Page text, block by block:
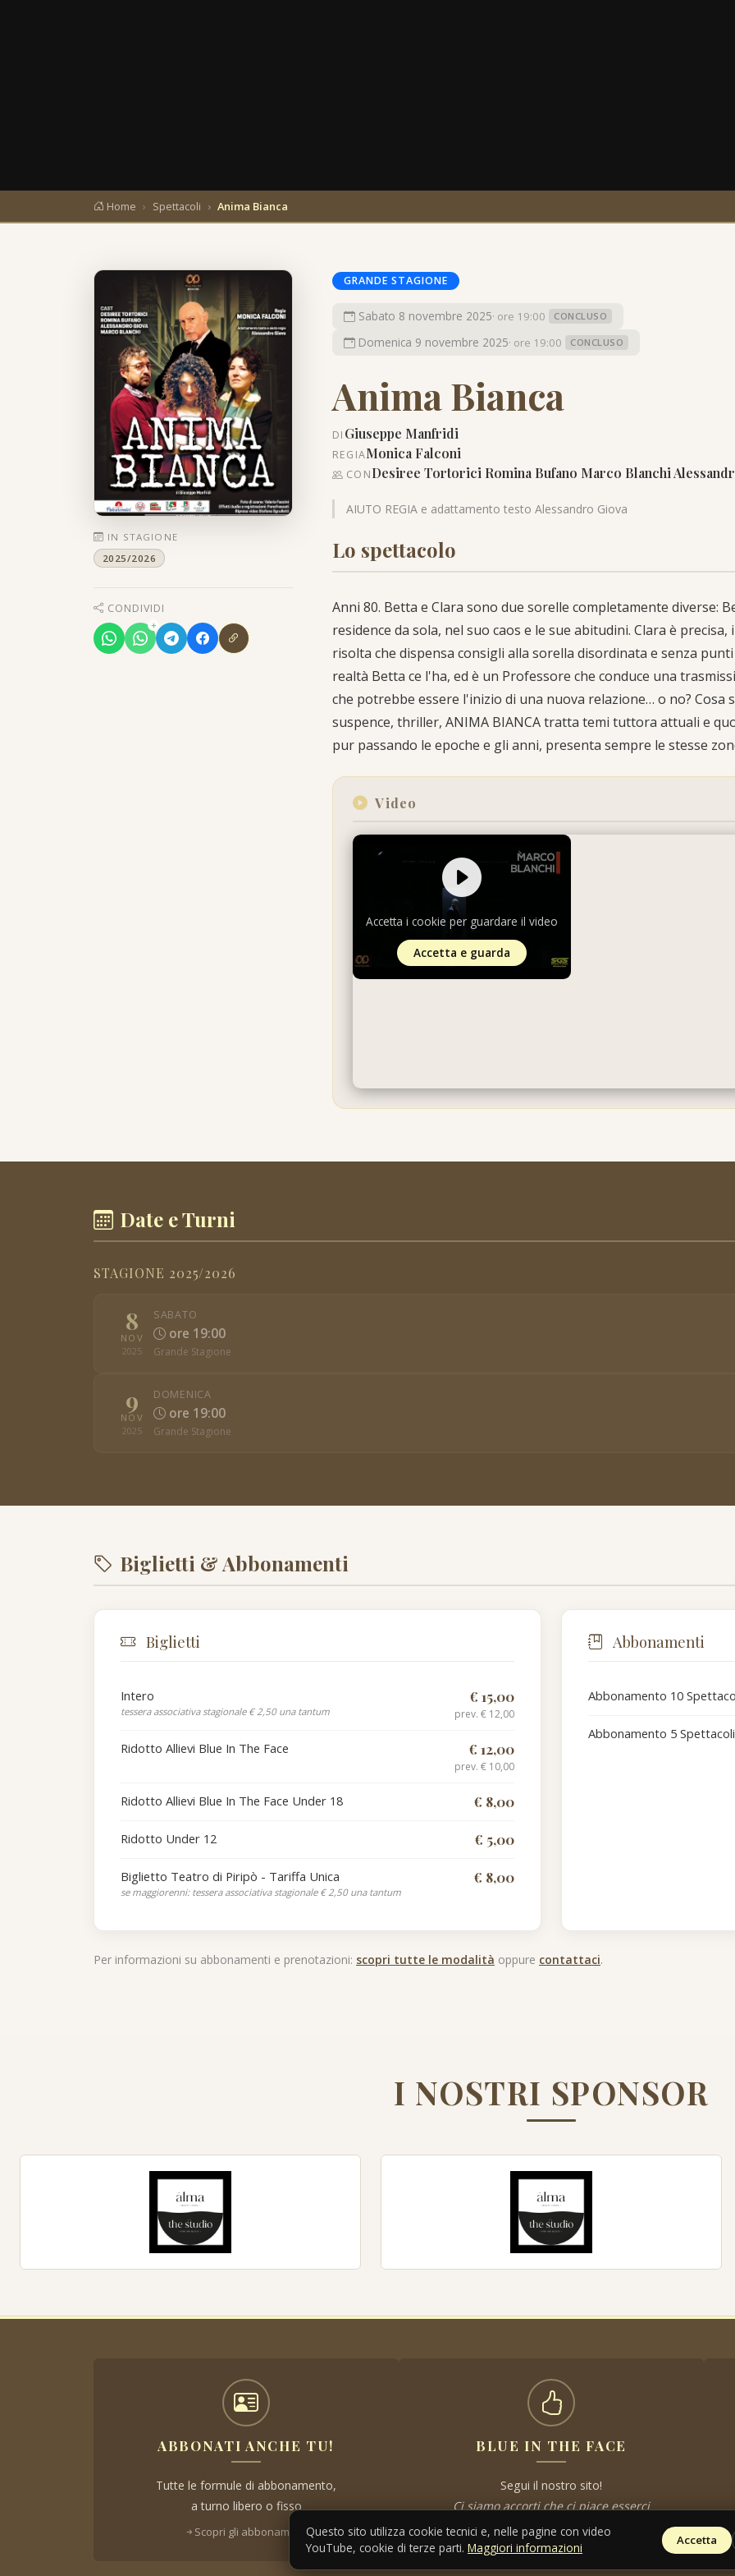
Home Spettacoli Anima Bianca
IN STAGIONE
2025/2026
CONDIVIDI
+
GRANDE STAGIONE
Sabato 8 novembre 2025· ore 19:00 CONCLUSO
Domenica 9 novembre 2025· ore 19:00 CONCLUSO
Anima Bianca
DI Giuseppe Manfridi
REGIAMonica Falconi
CONDesiree Tortorici Romina Bufano Marco Blanchi
AIUTO REGIA e adattamento testo Alessandro Giova
Lo spettacolo
Anni 80. Betta e Clara sono due sorelle completamente diverse:
residence da sola, nel suo caos e le sue abitudini. Clara è
risolta che dispensa consigli alla sorella disordinata e senza
realtà Betta ce l'ha, ed è un Professore che conduce una
che potrebbe essere l'inizio di una nuova relazione… o no? Cosa
suspence, thriller, ANIMA BIANCA tratta temi tuttora attuali e
pur passando le epoche e gli anni, presenta sempre le stesse
Video
Accetta i cookie per guardare il video
Accetta e guarda
Date e Turni
STAGIONE 2025/2026
8
NOV
2025
SABATO
ore 19:00
Grande Stagione
9
NOV
2025
DOMENICA
ore 19:00
Grande Stagione
Biglietti & Abbonamenti
Biglietti
Intero
tessera associativa stagionale € 2,50 una tantum
€ 15,00
prev. € 12,00
Ridotto Allievi Blue In The Face € 12,00
prev. € 10,00
Ridotto Allievi Blue In The Face Under 18 € 8,00
Ridotto Under 12 € 5,00
Biglietto Teatro di Piripò - Tariffa Unica
se maggiorenni: tessera associativa stagionale € 2,50 una tantum
€ 8,00
Abbonamenti
Abbonamento 10
Abbonamento 5 Spettacoli
Per informazioni su abbonamenti e prenotazioni: scopri tutte le modalità oppure contattaci.
I NOSTRI SPONSOR
ABBONATI ANCHE TU!
Tutte le formule di abbonamento,
a turno libero o fisso
Scopri gli abbonamenti
BLUE IN THE FACE
Segui il nostro sito!
Ci siamo accorti che ci piace esserci
Visita il sito
Questo sito utilizza cookie tecnici e, nelle pagine con video
YouTube, cookie di terze parti. Maggiori informazioni
Accetta